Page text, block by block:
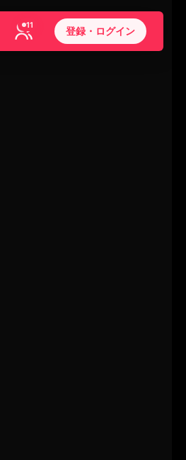
11
登録・ログイン